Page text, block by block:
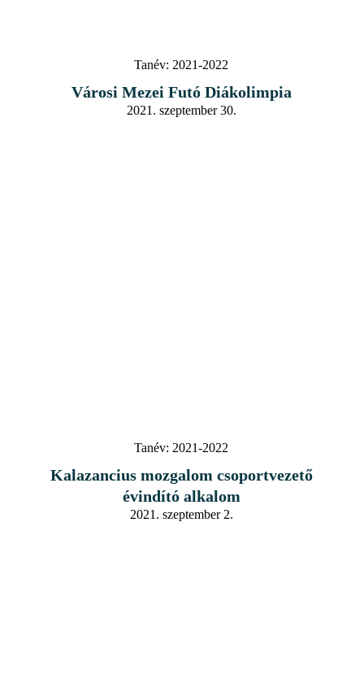
Tanév: 2021-2022
Városi Mezei Futó Diákolimpia
2021. szeptember 30.
Tanév: 2021-2022
Kalazancius mozgalom csoportvezető
évindító alkalom
2021. szeptember 2.